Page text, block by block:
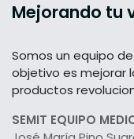
Mejorando tu
Somos un equipo
objetivo es mejorar
productos
SEMIT EQUIPO